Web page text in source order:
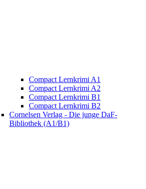
Compact Lernkrimi A1
Compact Lernkrimi A2
Compact Lernkrimi B1
Compact Lernkrimi B2
Cornelsen Verlag - Die junge DaF-
Bibliothek (A1/B1)